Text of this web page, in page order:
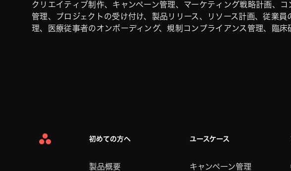
クリエイティブ制作、キャンペーン管理、マーケティング戦略計画、
管理、プロジェクトの受け付け、製品リリース、リソース計画、従業
理、医療従事者のオンボーディング、規制コンプライアンス管理、臨
Asana
初めての方へ
製品概要
ユースケース
キャンペーン管理